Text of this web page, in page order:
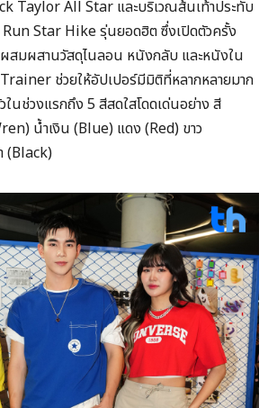
Taylor All Star และบริเวณส้นเท้าประทับ
Run Star Hike รุ่นยอดฮิต ซึ่งเปิดตัวครั้ง
สมผสานวัสดุไนลอน หนังกลับ และหนังใน
ช่วยให้อัปเปอร์มีมิติที่หลากหลายมาก
นช่วงแรกถึง 5 สีสดใสโดดเด่นอย่าง สี
น้ำเงิน (Blue) แดง (Red) ขาว
(Black)